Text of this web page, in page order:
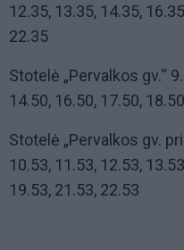
12.35, 13.35, 14.35,
22.35
Stotelė „Pervalkos gv.“
14.50, 16.50, 17.50,
Stotelė „Pervalkos gv.
10.53, 11.53, 12.53,
19.53, 21.53, 22.53